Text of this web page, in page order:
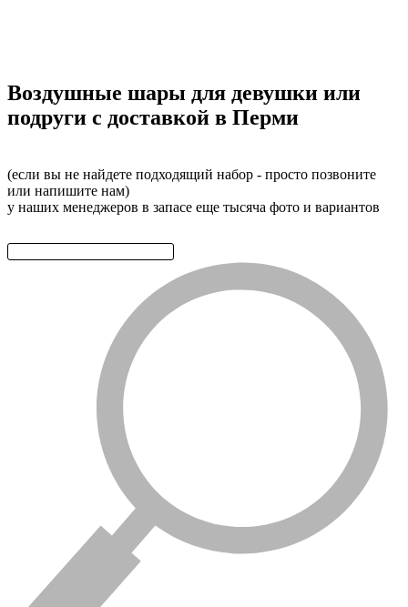
Воздушные шары для девушки или
подруги с доставкой в Перми
(если вы не найдете подходящий набор - просто позвоните
или напишите нам)
у наших менеджеров в запасе еще тысяча фото и вариантов